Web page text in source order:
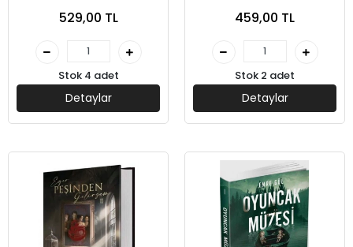
529,00 TL
Stok 4 adet
Detaylar
459,00 TL
Stok 2 adet
Detaylar